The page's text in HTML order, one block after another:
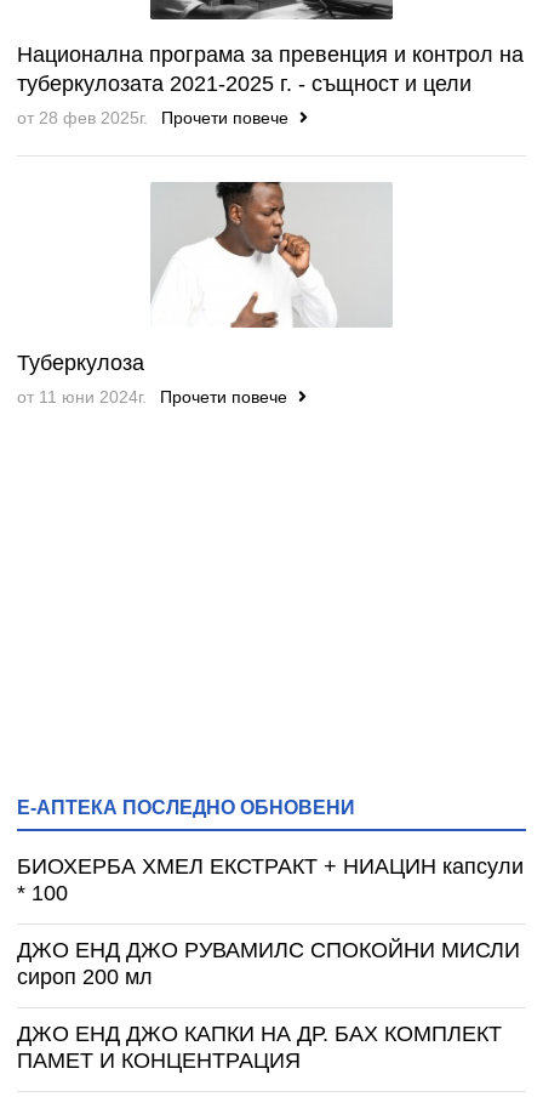
Национална програма за превенция и контрол на
туберкулозата 2021-2025 г. - същност и цели
от 28 фев 2025г. Прочети повече
Туберкулоза
от 11 юни 2024г. Прочети повече
Е-АПТЕКА ПОСЛЕДНО ОБНОВЕНИ
БИОХЕРБА ХМЕЛ ЕКСТРАКТ + НИАЦИН капсули
* 100
ДЖО ЕНД ДЖО РУВАМИЛС СПОКОЙНИ МИСЛИ
сироп 200 мл
ДЖО ЕНД ДЖО КАПКИ НА ДР. БАХ КОМПЛЕКТ
ПАМЕТ И КОНЦЕНТРАЦИЯ